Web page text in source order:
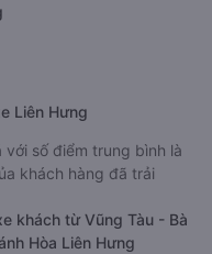
Liên Hưng
số điểm trung bình là
khách hàng đã trải
khách từ Vũng Tàu - Bà
Hòa Liên Hưng